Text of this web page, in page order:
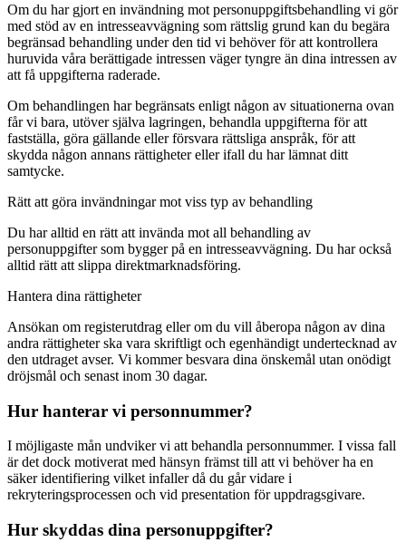
Om du har gjort en invändning mot personuppgiftsbehandling vi gör
med stöd av en intresseavvägning som rättslig grund kan du begära
begränsad behandling under den tid vi behöver för att kontrollera
huruvida våra berättigade intressen väger tyngre än dina intressen av
att få uppgifterna raderade.
Om behandlingen har begränsats enligt någon av situationerna ovan
får vi bara, utöver själva lagringen, behandla uppgifterna för att
fastställa, göra gällande eller försvara rättsliga anspråk, för att
skydda någon annans rättigheter eller ifall du har lämnat ditt
samtycke.
Rätt att göra invändningar mot viss typ av behandling
Du har alltid en rätt att invända mot all behandling av
personuppgifter som bygger på en intresseavvägning. Du har också
alltid rätt att slippa direktmarknadsföring.
Hantera dina rättigheter
Ansökan om registerutdrag eller om du vill åberopa någon av dina
andra rättigheter ska vara skriftligt och egenhändigt undertecknad av
den utdraget avser. Vi kommer besvara dina önskemål utan onödigt
dröjsmål och senast inom 30 dagar.
Hur hanterar vi personnummer?
I möjligaste mån undviker vi att behandla personnummer. I vissa fall
är det dock motiverat med hänsyn främst till att vi behöver ha en
säker identifiering vilket infaller då du går vidare i
rekryteringsprocessen och vid presentation för uppdragsgivare.
Hur skyddas dina personuppgifter?